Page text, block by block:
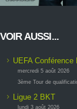
VOIR AUSSI...
UEFA Conférence
mercredi 5 août 2026
3ème Tour de
Ligue 2 BKT
lundi 3 août 2026